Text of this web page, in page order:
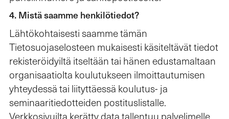
4. Mistä saamme henkilötiedot?
Lähtökohtaisesti saamme tämän
Tietosuojaselosteen mukaisesti käsiteltävät tiedot
rekisteröidyiltä itseltään tai hänen edustamaltaan
organisaatiolta koulutukseen ilmoittautumisen
yhteydessä tai liityttäessä koulutus- ja
seminaaritiedotteiden postituslistalle.
Verkkosivuilta kerätty data tallentuu palvelimelle